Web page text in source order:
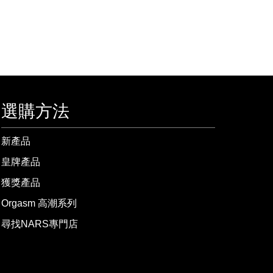
選購方法
新產品
皇牌產品
獲獎產品
Orgasm 高潮系列
尋找NARS專門店